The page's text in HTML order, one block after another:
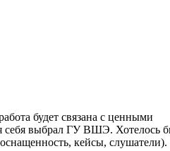
будет связана с ценными
себя выбрал ГУ ВШЭ. Хотелось
кейсы, слушатели).